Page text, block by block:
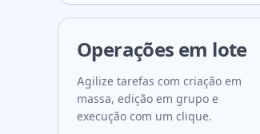
Operações em lote
Agilize tarefas com criação em
massa, edição em grupo e
execução com um clique.